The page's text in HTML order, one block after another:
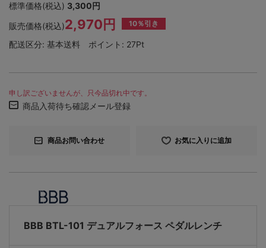
標準価格(税込) 3,300円
販売価格(税込)2,970円 10％引き
配送区分: 基本送料 ポイント: 27Pt
申し訳ございませんが、只今品切れ中です。
商品入荷待ち確認メール登録
商品お問い合わせ お気に入りに追加
BBB BTL-101 デュアルフォース ペダルレンチ